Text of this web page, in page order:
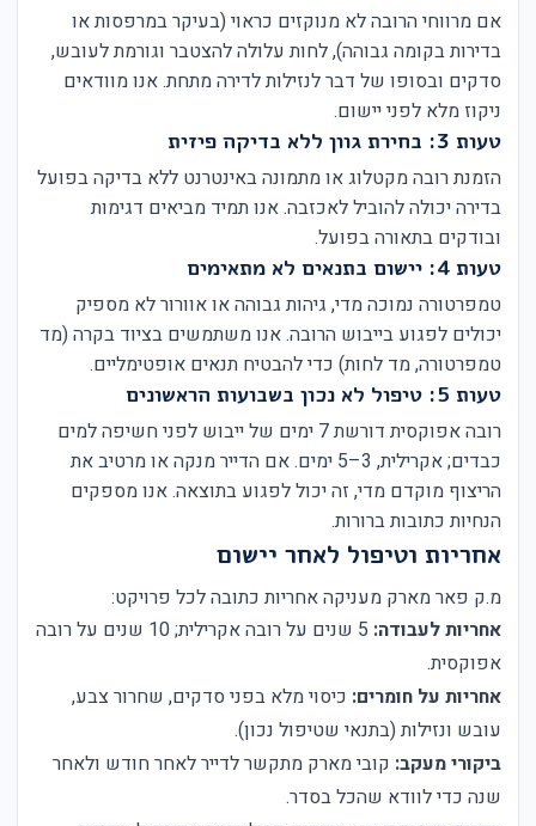
אם מרווחי הרובה לא מנוקזים כראוי (בעיקר במרפסות או
בדירות בקומה גבוהה), לחות עלולה להצטבר וגורמת לעובש,
סדקים ובסופו של דבר לנזילות לדירה מתחת. אנו מוודאים
ניקוז מלא לפני יישום.
טעות 3: בחירת גוון ללא בדיקה פיזית
הזמנת רובה מקטלוג או מתמונה באינטרנט ללא בדיקה בפועל
בדירה יכולה להוביל לאכזבה. אנו תמיד מביאים דגימות
ובודקים בתאורה בפועל.
טעות 4: יישום בתנאים לא מתאימים
טמפרטורה נמוכה מדי, גיהות גבוהה או אוורור לא מספיק
יכולים לפגוע בייבוש הרובה. אנו משתמשים בציוד בקרה (מד
טמפרטורה, מד לחות) כדי להבטיח תנאים אופטימליים.
טעות 5: טיפול לא נכון בשבועות הראשונים
רובה אפוקסית דורשת 7 ימים של ייבוש לפני חשיפה למים
כבדים; אקרילית, 3–5 ימים. אם הדייר מנקה או מרטיב את
הריצוף מוקדם מדי, זה יכול לפגוע בתוצאה. אנו מספקים
הנחיות כתובות ברורות.
אחריות וטיפול לאחר יישום
מ.ק פאר מארק מעניקה אחריות כתובה לכל פרויקט:
אחריות לעבודה:
5 שנים על רובה אקרילית; 10 שנים על רובה
אפוקסית.
אחריות על חומרים: כיסוי מלא בפני סדקים, שחרור צבע,
עובש ונזילות (בתנאי שטיפול נכון).
ביקורי מעקב: קובי מארק מתקשר לדייר לאחר חודש ולאחר
שנה כדי לוודא שהכל בסדר.